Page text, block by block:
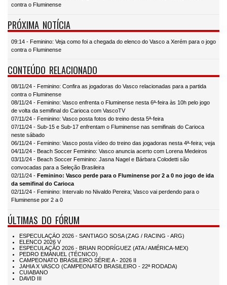
contra o Fluminense
PRÓXIMA NOTÍCIA
09:14 - Feminino: Veja como foi a chegada do elenco do Vasco a Xerém para o jogo
contra o Fluminense
CONTEÚDO RELACIONADO
08/11/24 - Feminino: Confira as jogadoras do Vasco relacionadas para a partida
contra o Fluminense
08/11/24 - Feminino: Vasco enfrenta o Fluminense nesta 6ª-feira às 10h pelo jogo
de volta da semifinal do Carioca com VascoTV
07/11/24 - Feminino: Vasco posta fotos do treino desta 5ª-feira
07/11/24 - Sub-15 e Sub-17 enfrentam o Fluminense nas semifinais do Carioca
neste sábado
06/11/24 - Feminino: Vasco posta vídeo do treino das jogadoras nesta 4ª-feira; veja
04/11/24 - Beach Soccer Feminino: Vasco anuncia acerto com Lorena Medeiros
03/11/24 - Beach Soccer Feminino: Jasna Nagel e Bárbara Colodetti são
convocadas para a Seleção Brasileira
02/11/24 - Feminino: Vasco perde para o Fluminense por 2 a 0 no jogo de ida
da semifinal do Carioca
02/11/24 - Feminino: Intervalo no Nivaldo Pereira; Vasco vai perdendo para o
Fluminense por 2 a 0
ÚLTIMAS DO FÓRUM